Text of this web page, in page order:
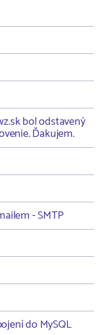
bol odstavený
Ďakujem.
- SMTP
do MySQL